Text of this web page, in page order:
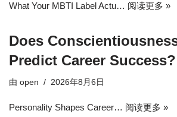
What Your MBTI Label Actu… 阅读更多 »
Does
Predict Career Success?
由 open 2026年8月6日
Personality Shapes Career… 阅读更多 »